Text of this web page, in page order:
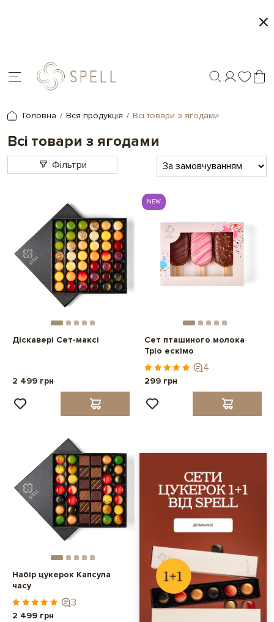
Головна Вся продукція Всі товари з ягодами
Всі товари з ягодами
Фільтри
Діскавері Сет-максі
2 499 грн
NEW
Сет пташиного молока
Тріо ескімо
4
299 грн
Набір цукерок Капсула
часу
3
2 499 грн